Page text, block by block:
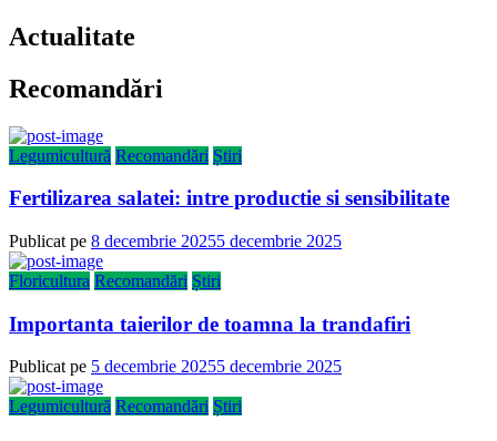
Actualitate
Recomandări
Legumicultură Recomandări Știri
Fertilizarea salatei: intre productie si sensibilitate
Publicat pe 8 decembrie 20255 decembrie 2025
Floricultura Recomandări Știri
Importanta taierilor de toamna la trandafiri
Publicat pe 5 decembrie 20255 decembrie 2025
Legumicultură Recomandări Știri